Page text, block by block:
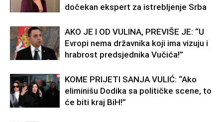
dočekan ekspert za istrebljenje Srba
AKO JE I OD VULINA, PREVIŠE JE: “U
Evropi nema državnika koji ima vizuju i
hrabrost predsjednika Vučića!”
KOME PRIJETI SANJA VULIĆ: “Ako
eliminišu Dodika sa političke scene, to
će biti kraj BiH!”